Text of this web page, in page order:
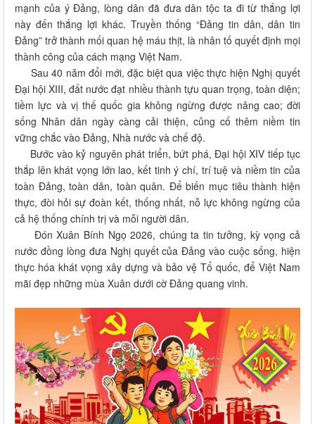
mạnh của ý Đảng, lòng dân đã đưa dân tộc ta đi từ thắng lợi
này đến thắng lợi khác. Truyền thống “Đảng tin dân, dân tin
Đảng” trở thành mối quan hệ máu thịt, là nhân tố quyết định mọi
thành công của cách mạng Việt Nam.
Sau 40 năm đổi mới, đặc biệt qua việc thực hiện Nghị quyết
Đại hội XIII, đất nước đạt nhiều thành tựu quan trọng, toàn diện;
tiềm lực và vị thế quốc gia không ngừng được nâng cao; đời
sống Nhân dân ngày càng cải thiện, củng cố thêm niềm tin
vững chắc vào Đảng, Nhà nước và chế độ.
Bước vào kỷ nguyên phát triển, bứt phá, Đại hội XIV tiếp tục
thắp lên khát vọng lớn lao, kết tinh ý chí, trí tuệ và niềm tin của
toàn Đảng, toàn dân, toàn quân. Để biến mục tiêu thành hiện
thực, đòi hỏi sự đoàn kết, thống nhất, nỗ lực không ngừng của
cả hệ thống chính trị và mỗi người dân.
Đón Xuân Bính Ngọ 2026, chúng ta tin tưởng, kỳ vọng cả
nước đồng lòng đưa Nghị quyết của Đảng vào cuộc sống, hiện
thực hóa khát vọng xây dựng và bảo vệ Tổ quốc, để Việt Nam
mãi đẹp những mùa Xuân dưới cờ Đảng quang vinh.